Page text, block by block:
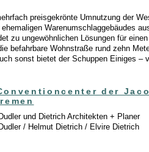
preisgekrönte Umnutzung der
Warenumschlaggebäudes
zu ungewöhnlichen Lösungen für
befahrbare Wohnstraße rund zehn
sonst bietet der Schuppen Einiges –
der
und Dietrich Architekten + Planer
/ Helmut Dietrich / Elvire Dietrich